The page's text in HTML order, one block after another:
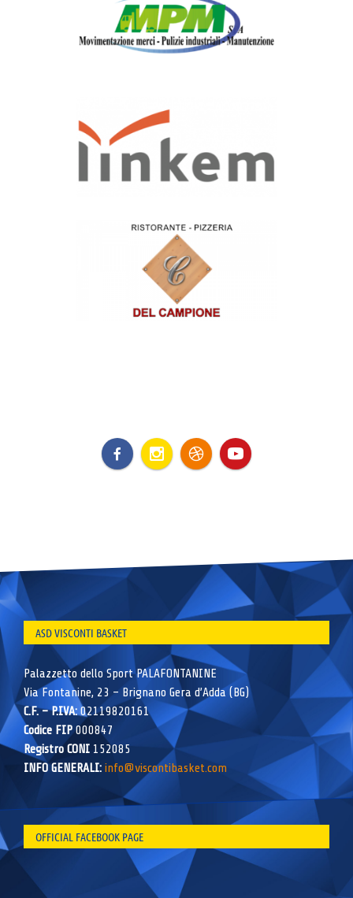
ASD VISCONTI BASKET
Palazzetto dello Sport PALAFONTANINE
Via Fontanine, 23 – Brignano Gera d’Adda (BG)
C.F. – P.IVA:02119820161
Codice FIP000847
Registro CONI 152085
INFO GENERALI: info@viscontibasket.com
OFFICIAL FACEBOOK PAGE